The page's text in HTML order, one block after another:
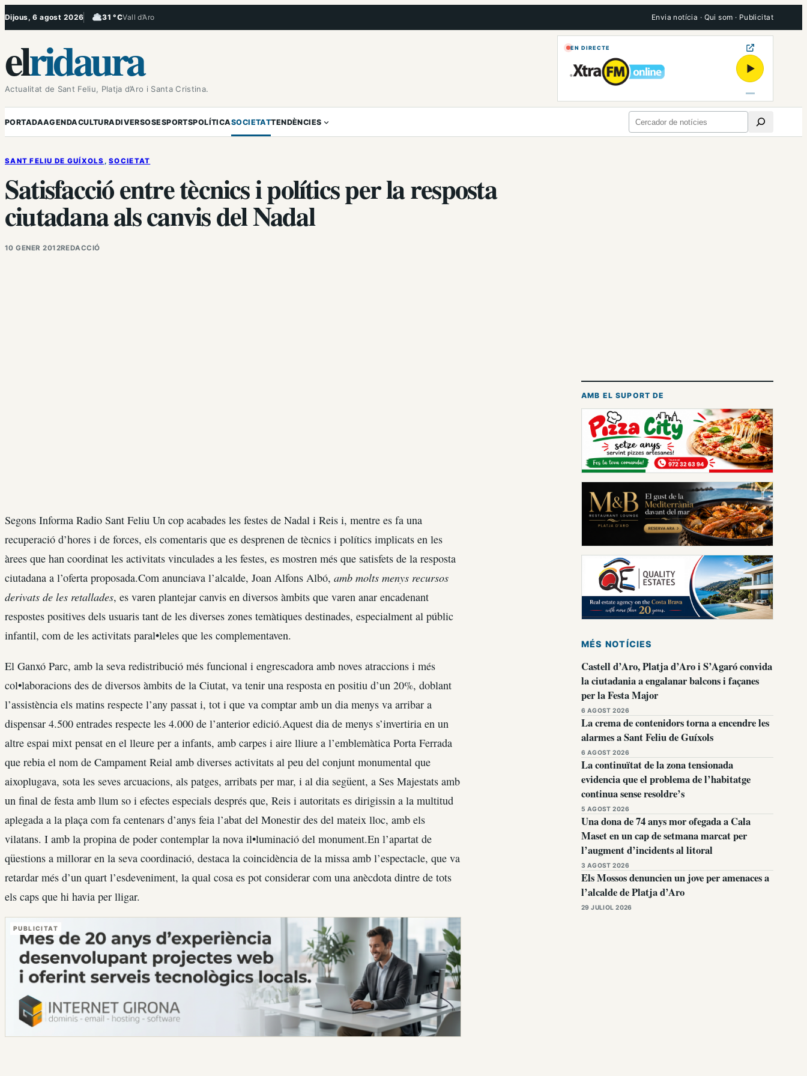
Vés
Dijous, 6 agost 2026 31 °CVall d’Aro
, Ennuvolat Envia notícia · Qui som · Publicitat
elridaura
Actualitat de Sant Feliu, Platja d’Aro i Santa Cristina.
EN DIRECTE
▶
PORTADAAGENDACULTURADIVERSOSESPORTSPOLÍTICASOCIETATTENDÈNCIES Cerca
SANT FELIU DE GUÍXOLS , SOCIETAT
Satisfacció entre tècnics i polítics per la resposta
ciutadana als canvis del Nadal
10 GENER 2012REDACCIÓ
Segons Informa Radio Sant Feliu Un cop acabades les festes de Nadal i Reis i, mentre es fa una
recuperació d’hores i de forces, els comentaris que es desprenen de tècnics i polítics implicats en les
àrees que han coordinat les activitats vinculades a les festes, es mostren més que satisfets de la resposta
ciutadana a l’oferta proposada.Com anunciava l’alcalde, Joan Alfons Albó, amb molts menys recursos
derivats de les retallades, es varen plantejar canvis en diversos àmbits que varen anar encadenant
respostes positives dels usuaris tant de les diverses zones temàtiques destinades, especialment al públic
infantil, com de les activitats paral•leles que les complementaven.
El Ganxó Parc, amb la seva redistribució més funcional i engrescadora amb noves atraccions i més
col•laboracions des de diversos àmbits de la Ciutat, va tenir una resposta en positiu d’un 20%, doblant
l’assistència els matins respecte l’any passat i, tot i que va comptar amb un dia menys va arribar a
dispensar 4.500 entrades respecte les 4.000 de l’anterior edició.Aquest dia de menys s’invertiria en un
altre espai mixt pensat en el lleure per a infants, amb carpes i aire lliure a l’emblemàtica Porta Ferrada
que rebia el nom de Campament Reial amb diverses activitats al peu del conjunt monumental que
aixoplugava, sota les seves arcuacions, als patges, arribats per mar, i al dia següent, a Ses Majestats amb
un final de festa amb llum so i efectes especials després que, Reis i autoritats es dirigissin a la multitud
aplegada a la plaça com fa centenars d’anys feia l’abat del Monestir des del mateix lloc, amb els
vilatans. I amb la propina de poder contemplar la nova il•luminació del monument.En l’apartat de
qüestions a millorar en la seva coordinació, destaca la coincidència de la missa amb l’espectacle, que va
retardar més d’un quart l’esdeveniment, la qual cosa es pot considerar com una anècdota dintre de tots
els caps que hi havia per lligar.
PUBLICITAT
AMB EL SUPORT DE
MÉS NOTÍCIES
Castell d’Aro, Platja d’Aro i S’Agaró convida
la ciutadania a engalanar balcons i façanes
per la Festa Major
6 AGOST 2026
La crema de contenidors torna a encendre les
alarmes a Sant Feliu de Guíxols
6 AGOST 2026
La continuïtat de la zona tensionada
evidencia que el problema de l’habitatge
continua sense resoldre’s
5 AGOST 2026
Una dona de 74 anys mor ofegada a Cala
Maset en un cap de setmana marcat per
l’augment d’incidents al litoral
3 AGOST 2026
Els Mossos denuncien un jove per amenaces a
l’alcalde de Platja d’Aro
29 JULIOL 2026